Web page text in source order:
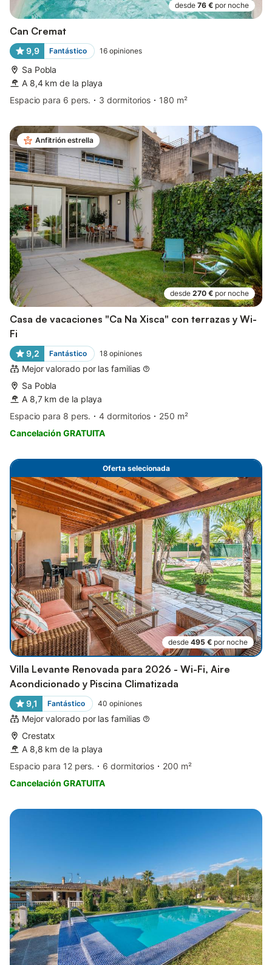
desde 76 € por noche
Can Cremat
9,9 Fantástico 16 opiniones
Sa Pobla
A 8,4 km de la playa
Espacio para 6 pers.
3 dormitorios 180 m²
Anfitrión estrella
desde 270 € por noche
Casa de vacaciones "Ca Na Xisca" con terrazas y Wi-
Fi
9,2 Fantástico 18 opiniones
Mejor valorado por las familias
Sa Pobla
A 8,7 km de la playa
Espacio para 8 pers.
4 dormitorios
250 m²
Cancelación GRATUITA
Oferta selecionada
desde 495 € por noche
Villa Levante Renovada para 2026 - Wi-Fi, Aire
Acondicionado y Piscina Climatizada
9,1 Fantástico 40 opiniones
Mejor valorado por las familias
Crestatx
A 8,8 km de la playa
Espacio para 12 pers.
6 dormitorios
200 m²
Cancelación GRATUITA